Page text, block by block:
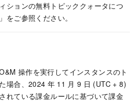
ションの無料トピッククォータにつ
」をご参照ください。
操作を実行してインスタンスのト
場合、2024 年 11 月 9 日 (UTC + 8)
れている課金ルールに基づいて課金